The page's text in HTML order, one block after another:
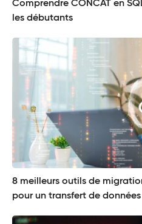
Comprendre CONCAT en
les débutants
8 meilleurs outils de
pour un transfert de